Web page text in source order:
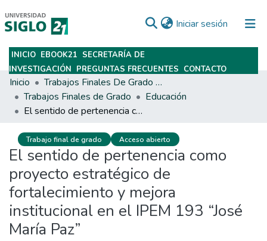
Iniciar sesión (current)
Subir
INICIO EBOOK21 SECRETARÍA DE
INVESTIGACIÓN PREGUNTAS FRECUENTES CONTACTO
Inicio
Trabajos Finales De Grado Y Posgrado
Trabajos Finales de Grado
Educación
El sentido de pertenencia como proyecto estratégico de fortalecimiento y mejora institucional en el IPEM 193 “José María Paz”
Trabajo final de grado Acceso abierto
El sentido de pertenencia como
proyecto estratégico de
fortalecimiento y mejora
institucional en el IPEM 193 “José
María Paz”